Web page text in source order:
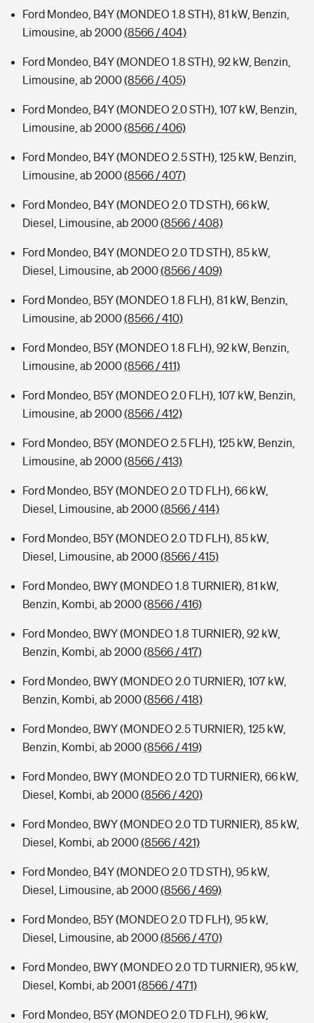
Ford Mondeo, B4Y (MONDEO 1.8 STH), 81 kW, Benzin,
Limousine, ab 2000(8566 / 404)
Ford Mondeo, B4Y (MONDEO 1.8 STH), 92 kW, Benzin,
Limousine, ab 2000(8566 / 405)
Ford Mondeo, B4Y (MONDEO 2.0 STH), 107 kW, Benzin,
Limousine, ab 2000(8566 / 406)
Ford Mondeo, B4Y (MONDEO 2.5 STH), 125 kW, Benzin,
Limousine, ab 2000(8566 / 407)
Ford Mondeo, B4Y (MONDEO 2.0 TD STH), 66 kW,
Diesel, Limousine, ab 2000(8566 / 408)
Ford Mondeo, B4Y (MONDEO 2.0 TD STH), 85 kW,
Diesel, Limousine, ab 2000(8566 / 409)
Ford Mondeo, B5Y (MONDEO 1.8 FLH), 81 kW, Benzin,
Limousine, ab 2000(8566 / 410)
Ford Mondeo, B5Y (MONDEO 1.8 FLH), 92 kW, Benzin,
Limousine, ab 2000(8566 / 411)
Ford Mondeo, B5Y (MONDEO 2.0 FLH), 107 kW, Benzin,
Limousine, ab 2000(8566 / 412)
Ford Mondeo, B5Y (MONDEO 2.5 FLH), 125 kW, Benzin,
Limousine, ab 2000(8566 / 413)
Ford Mondeo, B5Y (MONDEO 2.0 TD FLH), 66 kW,
Diesel, Limousine, ab 2000(8566 / 414)
Ford Mondeo, B5Y (MONDEO 2.0 TD FLH), 85 kW,
Diesel, Limousine, ab 2000(8566 / 415)
Ford Mondeo, BWY (MONDEO 1.8 TURNIER), 81 kW,
Benzin, Kombi, ab 2000(8566 / 416)
Ford Mondeo, BWY (MONDEO 1.8 TURNIER), 92 kW,
Benzin, Kombi, ab 2000(8566 / 417)
Ford Mondeo, BWY (MONDEO 2.0 TURNIER), 107 kW,
Benzin, Kombi, ab 2000(8566 / 418)
Ford Mondeo, BWY (MONDEO 2.5 TURNIER), 125 kW,
Benzin, Kombi, ab 2000(8566 / 419)
Ford Mondeo, BWY (MONDEO 2.0 TD TURNIER), 66 kW,
Diesel, Kombi, ab 2000(8566 / 420)
Ford Mondeo, BWY (MONDEO 2.0 TD TURNIER), 85 kW,
Diesel, Kombi, ab 2000(8566 / 421)
Ford Mondeo, B4Y (MONDEO 2.0 TD STH), 95 kW,
Diesel, Limousine, ab 2000(8566 / 469)
Ford Mondeo, B5Y (MONDEO 2.0 TD FLH), 95 kW,
Diesel, Limousine, ab 2000(8566 / 470)
Ford Mondeo, BWY (MONDEO 2.0 TD TURNIER), 95 kW,
Diesel, Kombi, ab 2001 (8566 / 471)
Ford Mondeo, B5Y (MONDEO 2.0 TD FLH), 96 kW,